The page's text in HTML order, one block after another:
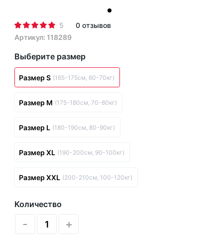
5
0 отзывов
Артикул: 118289
Выберите размер
Размер S (165-175см, 60-70кг)
Размер M (175-180см, 70-80кг)
Размер L (180-190см, 80-90кг)
Размер XL (190-200см, 90-100кг)
Размер XXL (200-210см, 100-120кг)
Количество
- +